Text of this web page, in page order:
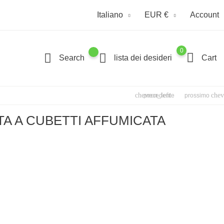
Italiano EUR € Account
Search lista dei desideri
0
Cart
chevron_left
precedente prossimo
A CUBETTI AFFUMICATA